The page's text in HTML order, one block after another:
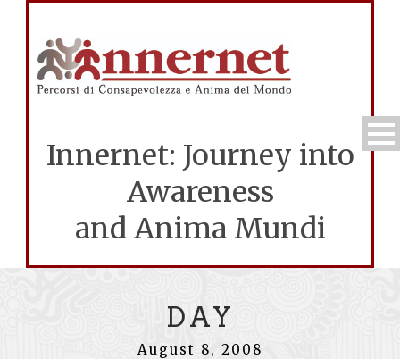
Innernet: Journey into
Awareness
and Anima Mundi
DAY
August 8, 2008